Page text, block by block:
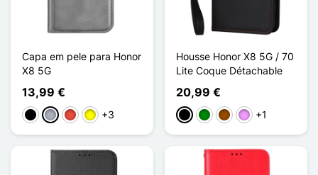
Capa em pele para Honor
X8 5G
13,99 €
PretoCinzentoVermelho
Amarelo
+3
Housse Honor X8 5G / 70
Lite Coque Détachable
20,99 €
PretoVerdeCastanhoVioleta ligeira
+1